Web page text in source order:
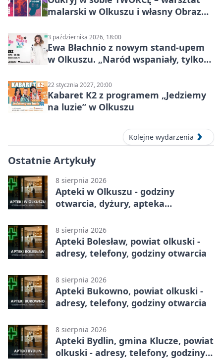
malarski w Olkuszu i własny Obraz
3 października 2026, 18:00
Ewa Błachnio z nowym stand-upem
w Olkuszu. „Naród wspaniały, tylko
22 stycznia 2027, 20:00
Kabaret K2 z programem „Jedziemy
na luzie” w Olkuszu
Kolejne wydarzenia
Ostatnie Artykuły
8 sierpnia 2026
Apteki w Olkuszu - godziny
otwarcia, dyżury, apteka
8 sierpnia 2026
Apteki Bolesław, powiat olkuski -
adresy, telefony, godziny otwarcia
8 sierpnia 2026
Apteki Bukowno, powiat olkuski -
adresy, telefony, godziny otwarcia
8 sierpnia 2026
Apteki Bydlin, gmina Klucze, powiat
olkuski - adresy, telefony, godziny